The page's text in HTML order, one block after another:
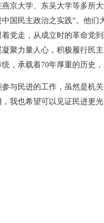
京大学、东吴大学等多所
国民主政治之实践”。他
党走，从成立时的革命党到
聚力量人心，积极履行民
统，承载着70年厚重的历史
与民进的工作，虽然是机
我也希望可以见证民进更光